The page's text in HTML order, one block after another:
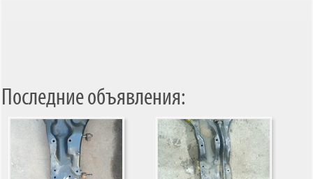
Последние объявления: